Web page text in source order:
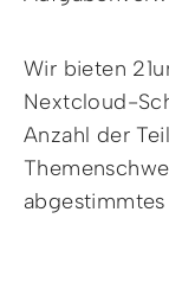
Wir bieten
Nextcloud-
Anzahl der